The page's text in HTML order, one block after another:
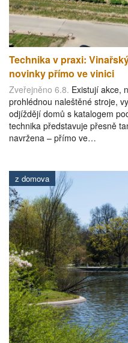
Technika v praxi:
novinky přímo ve vinici
Zveřejněno 6.8. Existují akce,
prohlédnou naleštěné stroje,
odjíždějí domů s katalogem
technika představuje přesně
navržena – přímo ve…
z domova